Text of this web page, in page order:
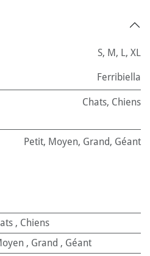
S, M, L, XL
Ferribiella
Chats, Chiens
Petit, Moyen, Grand, Géant
, Chiens
, Grand , Géant